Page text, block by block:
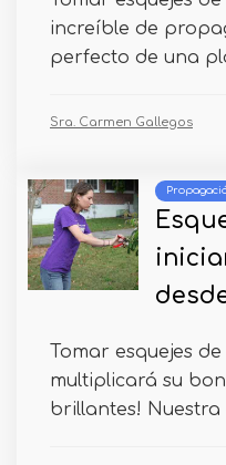
increíble de
perfecto de una
Sra. Carmen Gallegos
Tomar esquejes
multiplicará su
brillantes! Nuestra